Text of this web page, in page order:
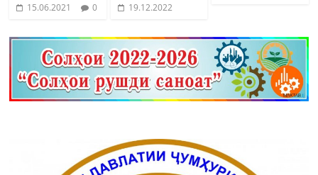
15.06.2021 0 19.12.2022